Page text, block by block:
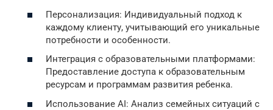
Персонализация: Индивидуальный подход к
каждому клиенту, учитывающий его уникальные
потребности и особенности.
Интеграция с образовательными платформами:
Предоставление доступа к образовательным
ресурсам и программам развития ребенка.
Использование AI: Анализ семейных ситуаций с